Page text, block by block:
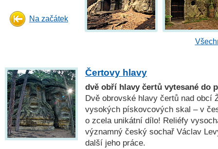
Na začátek
Čertovy hlavy
dvě obří hlavy čertů vytesané do
Dvě obrovské hlavy čertů nad obcí
vysokých pískovcových skal – v
o zcela unikátní dílo! Reliéfy
významný český sochař Václav
další jeho práce.